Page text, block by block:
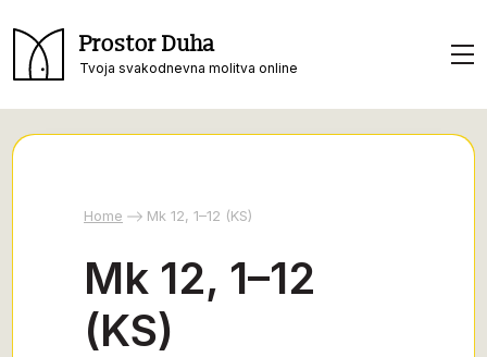
Prostor Duha
Tvoja svakodnevna molitva online
Home Mk 12, 1–12 (KS)
Mk 12, 1–12
(KS)